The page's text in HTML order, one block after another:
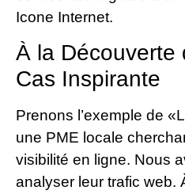
Icone Internet.
À la Découverte
Cas Inspirante
Prenons l’exemple de
une PME locale
visibilité en ligne. Nous
analyser leur trafic web.